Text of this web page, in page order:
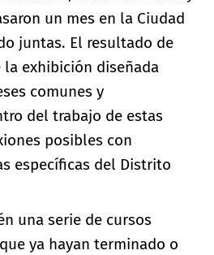
un mes en la Ciudad
juntas. El resultado de
la exhibición diseñada
comunes y
del trabajo de estas
posibles con
específicas del Distrito
una serie de cursos
ya hayan terminado o